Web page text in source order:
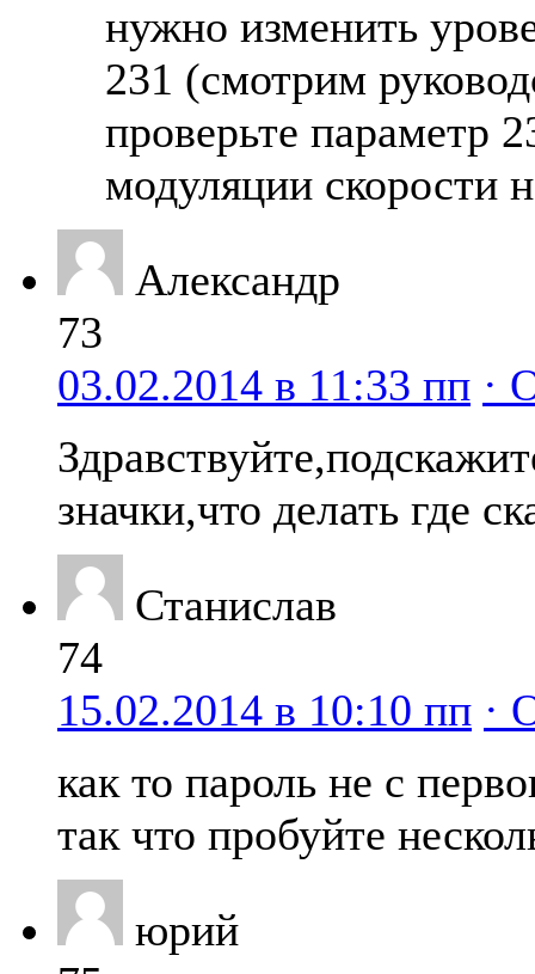
нужно изменить
231 (смотрим
проверьте параметр
модуляции скорости
Александр
73
03.02.2014 в 11:33 пп ·
значки,что делать где
Станислав
74
15.02.2014 в 10:10 пп ·
как то пароль не с
так что пробуйте
юрий